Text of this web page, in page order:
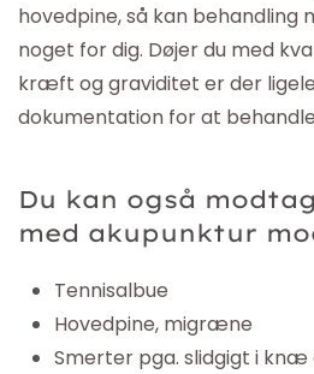
hovedpine, så kan
noget for dig. Døjer du med
kræft og graviditet er der
dokumentation for at
Du kan også
med akupunktur
Tennisalbue
Hovedpine, migræne
Smerter pga. slidgigt i knæ